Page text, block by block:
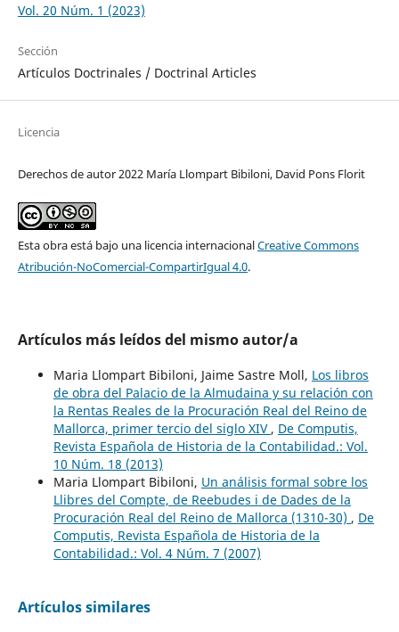
Vol. 20 Núm. 1 (2023)
Sección
Artículos Doctrinales / Doctrinal Articles
Licencia
Derechos de autor 2022 María Llompart Bibiloni, David Pons Florit
Esta obra está bajo una licencia internacionalCreative Commons
Atribución-NoComercial-CompartirIgual 4.0.
Artículos más leídos del mismo autor/a
Maria Llompart Bibiloni, Jaime Sastre Moll, Los libros
de obra del Palacio de la Almudaina y su relación con
la Rentas Reales de la Procuración Real del Reino de
Mallorca, primer tercio del siglo XIV , De Computis,
Revista Española de Historia de la Contabilidad.: Vol.
10 Núm. 18 (2013)
Maria Llompart Bibiloni, Un análisis formal sobre los
Llibres del Compte, de Reebudes i de Dades de la
Procuración Real del Reino de Mallorca (1310-30) , De
Computis, Revista Española de Historia de la
Contabilidad.: Vol. 4 Núm. 7 (2007)
Artículos similares